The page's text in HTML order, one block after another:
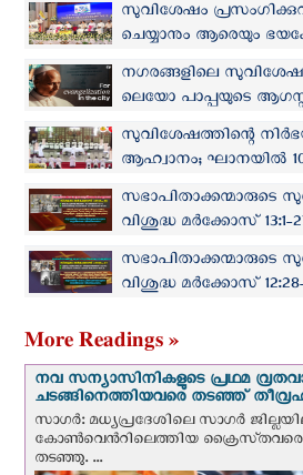
സുവിശേഷം
ചെയ്യാനും ആരെയും
ഓസ്വാൾഡ് ഗ്രേഷ്യസ്
നഗരങ്ങളിലെ
ലെയോ പാപ്പയുടെ
പ്രാര്‍ത്ഥനാനിയോഗം
സുവിശേഷത്തിന്റെ
ആഹ്വാനം; ഘാനയില്‍ 10
സ്വീകരിച്ചു
സഭാപിതാക്കന്മാരുടെ
വിശുദ്ധ മര്‍ക്കോസ് 13:1-
സഭാപിതാക്കന്മാരുടെ
വിശുദ്ധ മര്‍ക്കോസ്
More Readings »
നവ സന്യാസിനികളുടെ പ്രഥമ
ചടങ്ങിനെത്തിയവരെ തടഞ്ഞ്
സാഗർ: മധ്യപ്രദേശിലെ സാഗർ
കോൺവെന്‍റിലെത്തിയ
തടഞ്ഞു. ...